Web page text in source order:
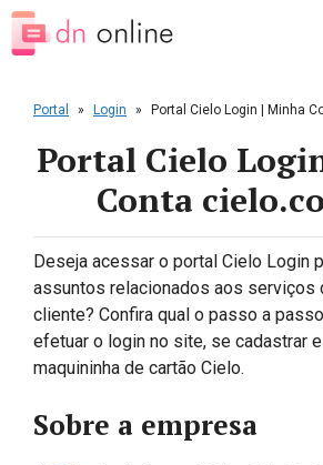
Pular
para
Portal » Login » Portal Cielo Login | Minha
Portal Cielo
Conta
Deseja acessar o portal Cielo Login
assuntos relacionados aos serviços
cliente? Confira qual o passo a
efetuar o login no site, se cadastrar
maquininha de cartão Cielo.
Sobre a empresa